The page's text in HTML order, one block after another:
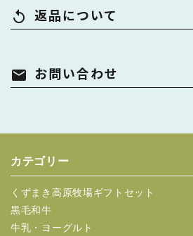
replay 返品について
mail お問い合わせ
カテゴリー
くずまき高原牧場ギフトセット
黒毛和牛
牛乳・ヨーグルト